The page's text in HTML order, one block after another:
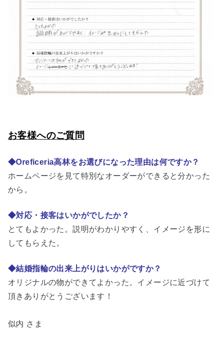
お客様へのご質問
◆Oreficeria高林をお選びになった理由は何ですか？
ホームページを見て特別なオーダーができると分かった
から。
◆対応・接客はいかがでしたか？
とてもよかった。説明がわかりやすく、イメージを形に
してもらえた。
◆結婚指輪の出来上がりはいかがですか？
オリジナルの物ができてよかった。イメージに近づけて
頂きありがとうございます！
似内 さま